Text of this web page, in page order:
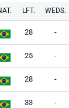
LFT. WEDS.
28 -
25 -
28 -
33 -